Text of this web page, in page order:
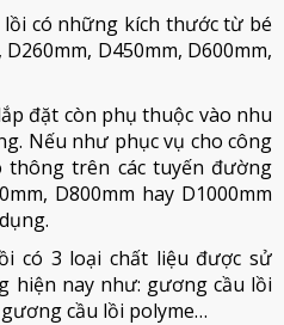
có những kích thước từ bé
D450mm, D600mm,
đặt còn phụ thuộc vào nhu
Nếu như phục vụ cho công
thông trên các tuyến đường
D800mm hay D1000mm
có 3 loại chất liệu được sử
nay như: gương cầu lồi
cầu lồi polyme…